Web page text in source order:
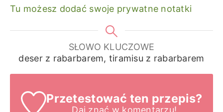
Tu możesz dodać swoje prywatne notatki
SŁOWO KLUCZOWE
deser z rabarbarem, tiramisu z rabarbarem
Przetestować ten przepis?
Daj znać w komentarzu!